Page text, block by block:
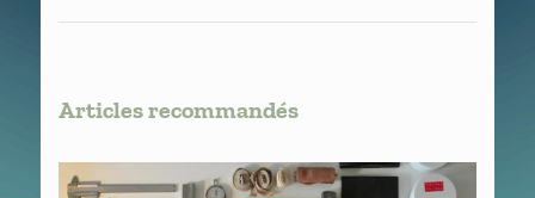
Articles recommandés